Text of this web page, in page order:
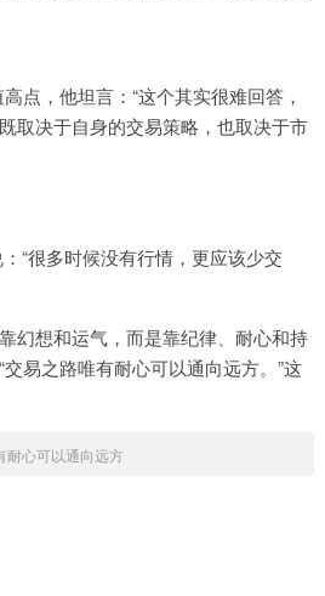
点，他坦言：“这个其实很难回答，
取决于自身的交易策略，也取决于市
“很多时候没有行情，更应该少交
幻想和运气，而是靠纪律、耐心和持
易之路唯有耐心可以通向远方。”这
耐心可以通向远方